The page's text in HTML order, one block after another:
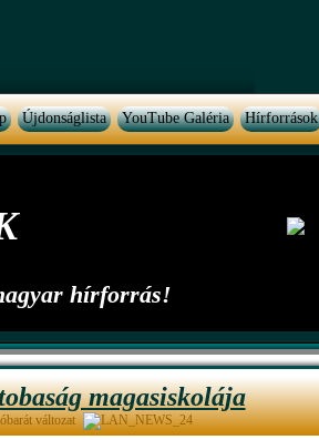
Újdonságlista YouTube Galéria Hírforrások
hírforrás!
magasiskolája